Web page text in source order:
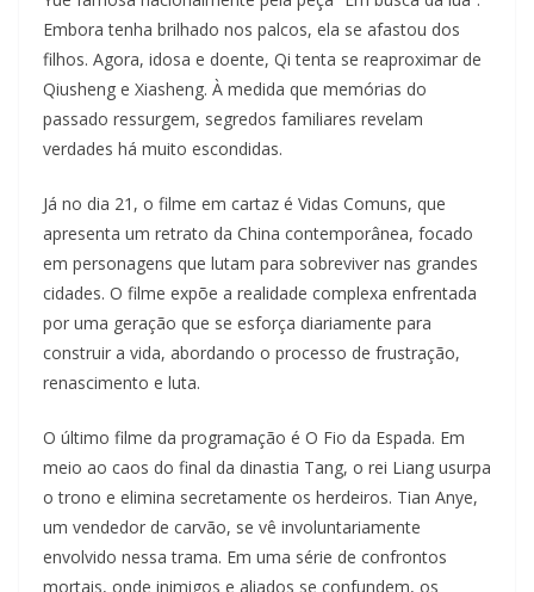
Embora tenha brilhado nos palcos, ela se afastou dos
filhos. Agora, idosa e doente, Qi tenta se reaproximar de
Qiusheng e Xiasheng. À medida que memórias do
passado ressurgem, segredos familiares revelam
verdades há muito escondidas.
Já no dia 21, o filme em cartaz é Vidas Comuns, que
apresenta um retrato da China contemporânea, focado
em personagens que lutam para sobreviver nas grandes
cidades. O filme expõe a realidade complexa enfrentada
por uma geração que se esforça diariamente para
construir a vida, abordando o processo de frustração,
renascimento e luta.
O último filme da programação é O Fio da Espada. Em
meio ao caos do final da dinastia Tang, o rei Liang usurpa
o trono e elimina secretamente os herdeiros. Tian Anye,
um vendedor de carvão, se vê involuntariamente
envolvido nessa trama. Em uma série de confrontos
mortais, onde inimigos e aliados se confundem, os